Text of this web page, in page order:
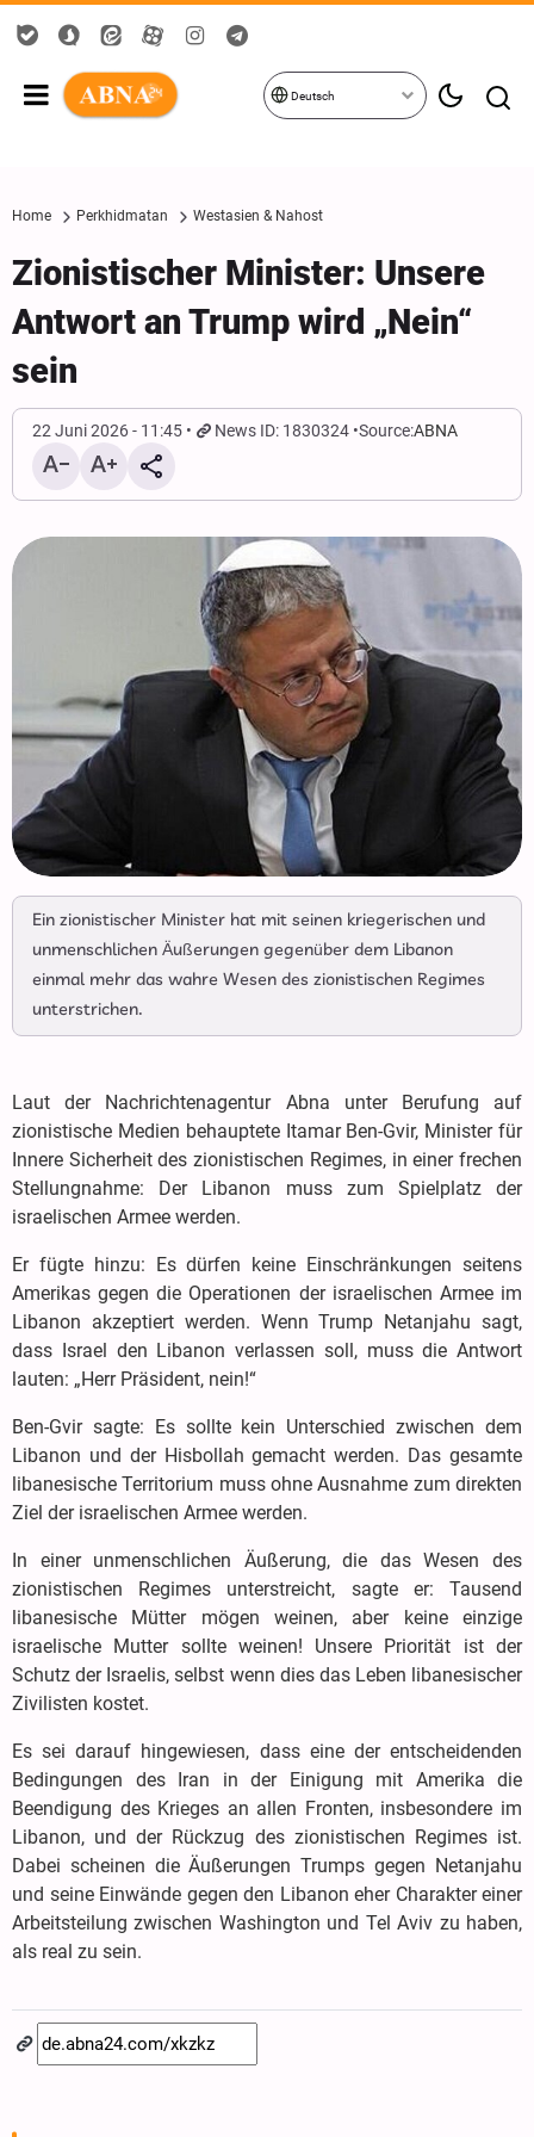
Deutsch
Home Perkhidmatan Westasien & Nahost
Zionistischer Minister: Unsere
Antwort an Trump wird „Nein“
sein
22 Juni 2026 - 11:45 News ID: 1830324 Source:ABNA
Ein zionistischer Minister hat mit seinen kriegerischen und
unmenschlichen Äußerungen gegenüber dem Libanon
einmal mehr das wahre Wesen des zionistischen Regimes
unterstrichen.
Laut der Nachrichtenagentur Abna unter Berufung auf
zionistische Medien behauptete Itamar Ben-Gvir, Minister für
Innere Sicherheit des zionistischen Regimes, in einer frechen
Stellungnahme: Der Libanon muss zum Spielplatz der
israelischen Armee werden.
Er fügte hinzu: Es dürfen keine Einschränkungen seitens
Amerikas gegen die Operationen der israelischen Armee im
Libanon akzeptiert werden. Wenn Trump Netanjahu sagt,
dass Israel den Libanon verlassen soll, muss die Antwort
lauten: „Herr Präsident, nein!“
Ben-Gvir sagte: Es sollte kein Unterschied zwischen dem
Libanon und der Hisbollah gemacht werden. Das gesamte
libanesische Territorium muss ohne Ausnahme zum direkten
Ziel der israelischen Armee werden.
In einer unmenschlichen Äußerung, die das Wesen des
zionistischen Regimes unterstreicht, sagte er: Tausend
libanesische Mütter mögen weinen, aber keine einzige
israelische Mutter sollte weinen! Unsere Priorität ist der
Schutz der Israelis, selbst wenn dies das Leben libanesischer
Zivilisten kostet.
Es sei darauf hingewiesen, dass eine der entscheidenden
Bedingungen des Iran in der Einigung mit Amerika die
Beendigung des Krieges an allen Fronten, insbesondere im
Libanon, und der Rückzug des zionistischen Regimes ist.
Dabei scheinen die Äußerungen Trumps gegen Netanjahu
und seine Einwände gegen den Libanon eher Charakter einer
Arbeitsteilung zwischen Washington und Tel Aviv zu haben,
als real zu sein.